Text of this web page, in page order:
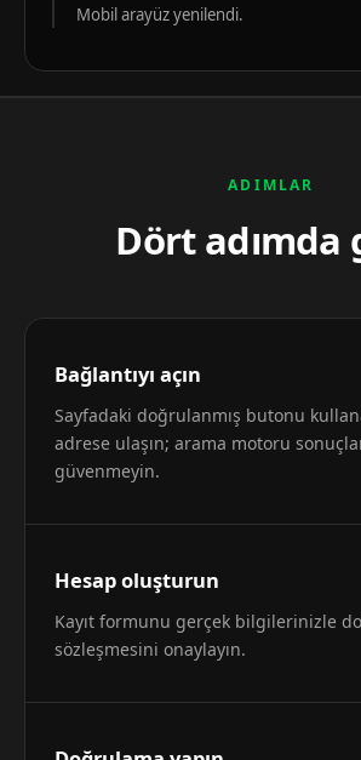
Mobil arayüz yenilendi.
ADIMLAR
Dört adımda
Bağlantıyı açın
Sayfadaki doğrulanmış butonu
adrese ulaşın; arama motoru
güvenmeyin.
Hesap oluşturun
Kayıt formunu gerçek bilgilerinizle
sözleşmesini onaylayın.